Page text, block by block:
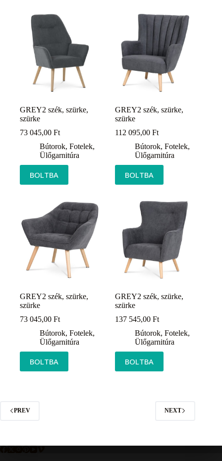
GREY2 szék, szürke,
szürke
73 045,00 Ft
Bútorok, Fotelek,
Ülőgarnitúra
BOLTBA
GREY2 szék, szürke,
szürke
112 095,00Ft
Bútorok,Fotelek,
Ülőgarnitúra
BOLTBA
GREY2 szék, szürke,
szürke
73 045,00 Ft
Bútorok, Fotelek,
Ülőgarnitúra
BOLTBA
GREY2 szék, szürke,
szürke
137 545,00Ft
Bútorok,Fotelek,
Ülőgarnitúra
BOLTBA
PREV NEXT